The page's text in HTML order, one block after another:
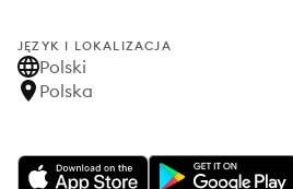
JĘZYK I LOKALIZACJA
Polski
Polska